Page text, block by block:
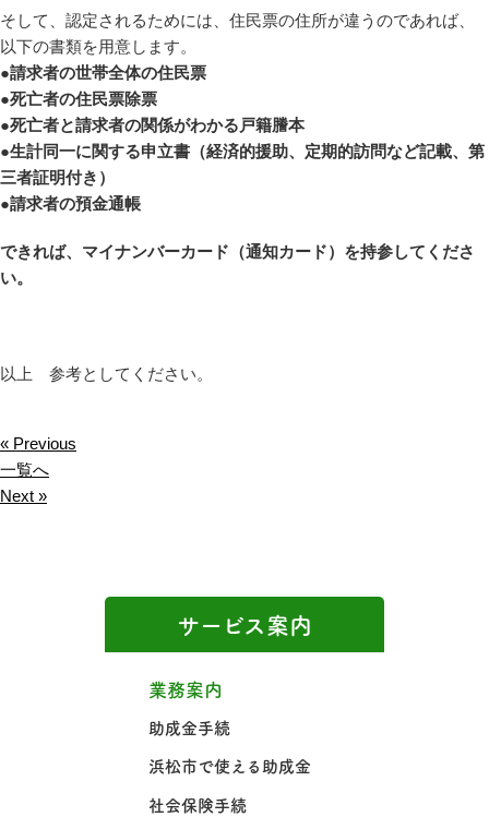
そして、認定されるためには、住民票の住所が違うのであれば、
以下の書類を用意します。
●請求者の世帯全体の住民票
●死亡者の住民票除票
●死亡者と請求者の関係がわかる戸籍謄本
●生計同一に関する申立書（経済的援助、定期的訪問など記載、第
三者証明付き）
●請求者の預金通帳
できれば、マイナンバーカード（通知カード）を持参してくださ
い。
以上 参考としてください。
« Previous
一覧へ
Next »
サービス案内
業務案内
助成金手続
浜松市で使える助成金
社会保険手続